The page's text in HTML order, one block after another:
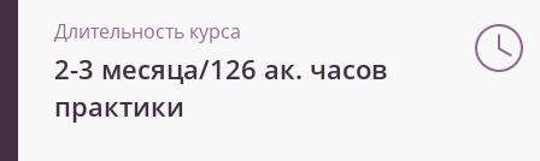
Длительность курса
2-3 месяца/126 ак. часов
практики